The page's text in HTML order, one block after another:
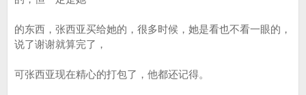
的东西，张西亚买给她的，很多时候，她是看也不看一眼的，
说了谢谢就算完了，
可张西亚现在精心的打包了，他都还记得。